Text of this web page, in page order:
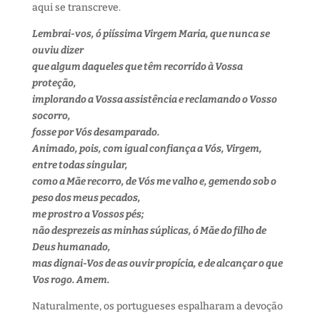
aqui se transcreve.
Lembrai-vos, ó piíssima Virgem Maria, que nunca se
ouviu dizer
que algum daqueles que têm recorrido à Vossa
proteção,
implorando a Vossa assistência e reclamando o Vosso
socorro,
fosse por Vós desamparado.
Animado, pois, com igual confiança a Vós, Virgem,
entre todas singular,
como a Mãe recorro, de Vós me valho e, gemendo sob o
peso dos meus pecados,
me prostro a Vossos pés;
não desprezeis as minhas súplicas, ó Mãe do filho de
Deus humanado,
mas dignai-Vos de as ouvir propícia, e de alcançar o que
Vos rogo. Amem.
Naturalmente, os portugueses espalharam a devoção